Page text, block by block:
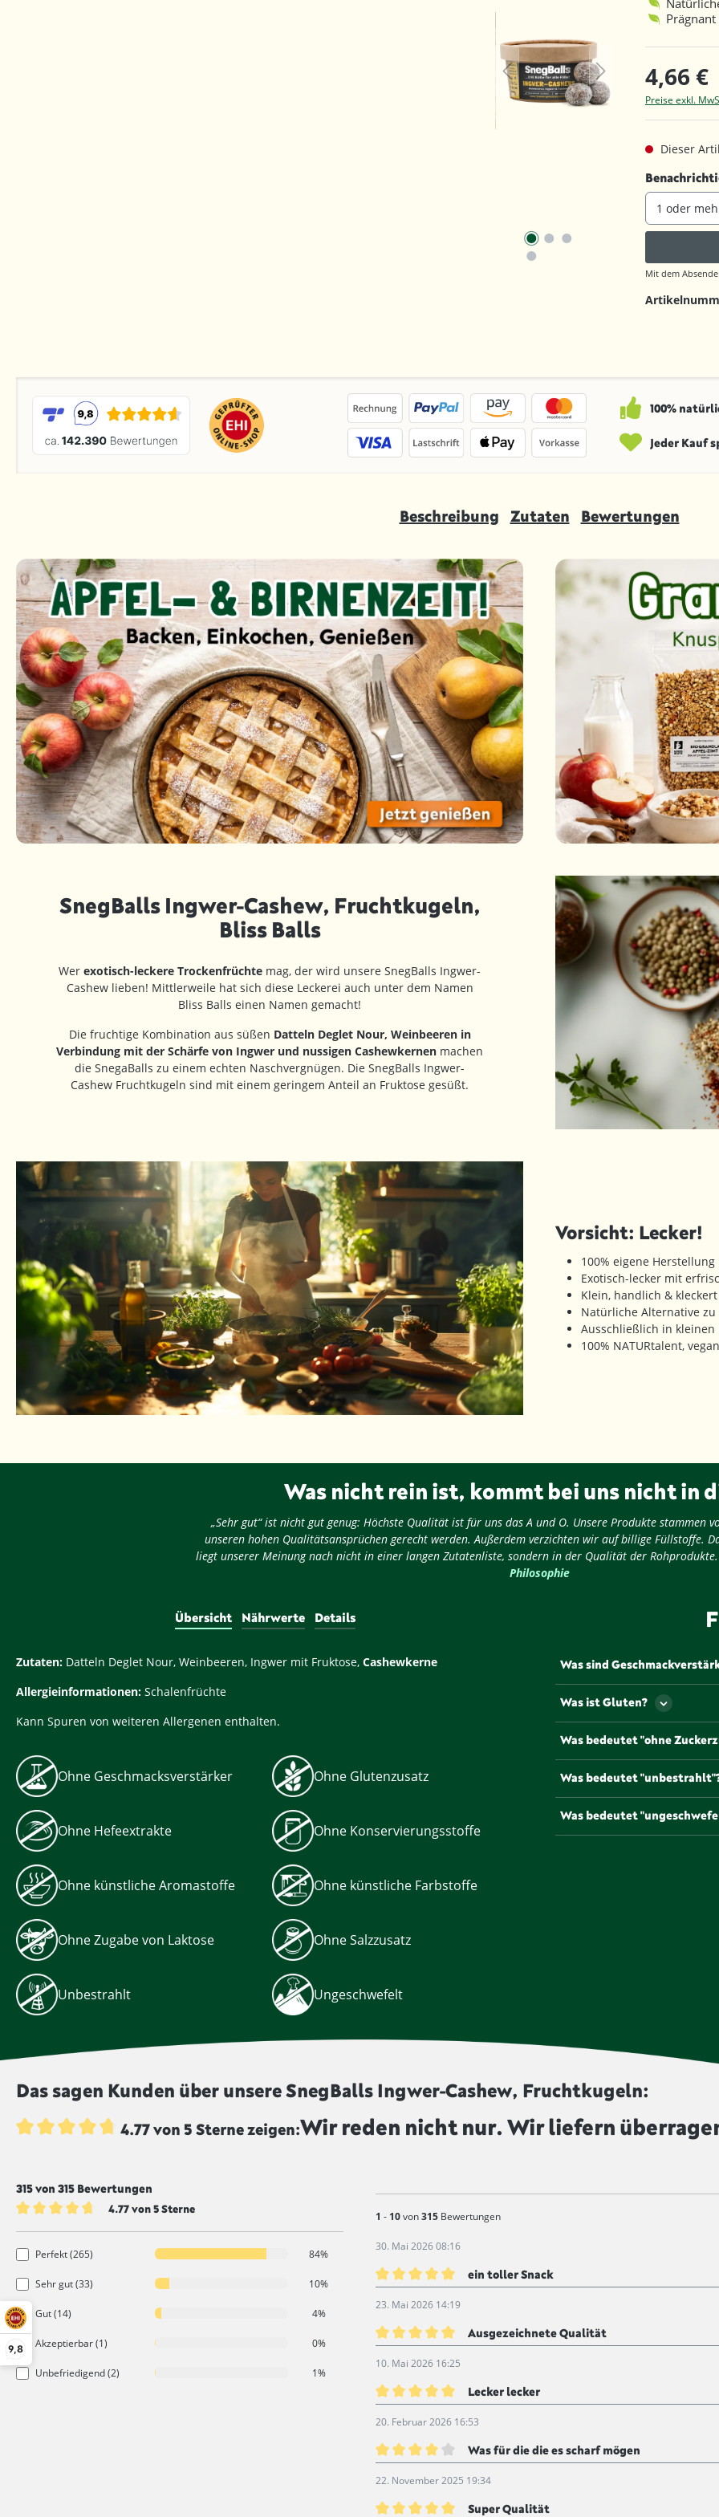
9,8
4,66 €
Preise exkl.
Dieser
Mit dem
100%
Jeder Kauf
Beschreibung Zutaten Bewertungen
SnegBalls Ingwer-Cashew, Fruchtkugeln,
Bliss Balls
Wer exotisch-leckere Trockenfrüchte mag, der wird unsere SnegBalls Ingwer-
Cashew lieben! Mittlerweile hat sich diese Leckerei auch unter dem Namen
Bliss Balls einen Namen gemacht!
Die fruchtige Kombination aus süßen Datteln Deglet Nour, Weinbeeren in
Verbindung mit der Schärfe von Ingwer und nussigen Cashewkernen machen
die SnegaBalls zu einem echten Naschvergnügen. Die SnegBalls Ingwer-
Cashew Fruchtkugeln sind mit einem geringem Anteil an Fruktose gesüßt.
Vorsicht: Lecker!
100% eigene Herstellung
Exotisch-lecker mit
Klein, handlich &
Natürliche Alternative
Ausschließlich in
100% NATURtalent,
Was nicht rein ist, kommt bei uns nicht in
„Sehr gut“ ist nicht gut genug: Höchste Qualität ist für uns das A und O. Unsere Produkte stammen
unseren hohen Qualitätsansprüchen gerecht werden. Außerdem verzichten wir auf billige Füllstoffe.
liegt unserer Meinung nach nicht in einer langen Zutatenliste, sondern in der Qualität der Rohprodukte.
Philosophie
Übersicht Nährwerte Details
Zutaten: Datteln Deglet Nour, Weinbeeren, Ingwer mit Fruktose, Cashewkerne
Allergieinformationen: Schalenfrüchte
Kann Spuren von weiteren Allergenen enthalten.
Ohne Geschmacksverstärker Ohne Glutenzusatz
Ohne Hefeextrakte Ohne Konservierungsstoffe
Ohne künstliche Aromastoffe Ohne künstliche Farbstoffe
Ohne Zugabe von Laktose Ohne Salzzusatz
Unbestrahlt Ungeschwefelt
Was sind
Als Geschmackverstärker
Geschmack und/oder den
werden müssen
gängigsten und
Natriumglutamat, die mit
Was ist Gluten?
Gluten ist ein Eiweiß, dass
Was bedeutet "ohne
Lebensmittel, die mit
Zuckerzusätzen oder
Was bedeutet
Um die Haltbarkeit zu
Gesetz bestrahlt werden.
werden von uns unbestrahlt
Was bedeutet
Das sagen Kunden über unsere SnegBalls Ingwer-Cashew, Fruchtkugeln:
4.77 von 5 Sterne zeigen:Wir reden nicht nur. Wir liefern
315 von 315 Bewertungen
4.77 von 5 Sterne
Perfekt (265) 84%
Sehr gut (33) 10%
Gut (14) 4%
Akzeptierbar (1) 0%
Unbefriedigend (2) 1%
1 - 10von315 Bewertungen
30. Mai 2026 08:16
Bewertung mit 5 von 5 Sternen
ein toller Snack
23. Mai 2026 14:19
Bewertung mit 5 von 5 Sternen
Ausgezeichnete Qualität
10. Mai 2026 16:25
Bewertung mit 5 von 5 Sternen
Lecker lecker
20. Februar 2026 16:53
Bewertung mit 4 von 5 Sternen
Was für die die es scharf mögen
22. November 2025 19:34
Super Qualität